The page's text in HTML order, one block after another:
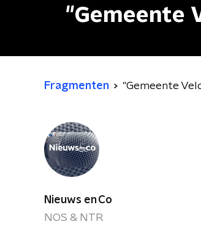
"Gemeente
Fragmenten "Gemeente
Nieuws en Co
NOS & NTR